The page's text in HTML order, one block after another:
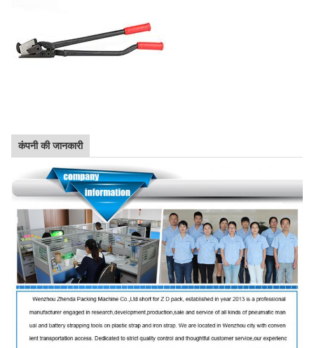
कंपनी की जानकारी